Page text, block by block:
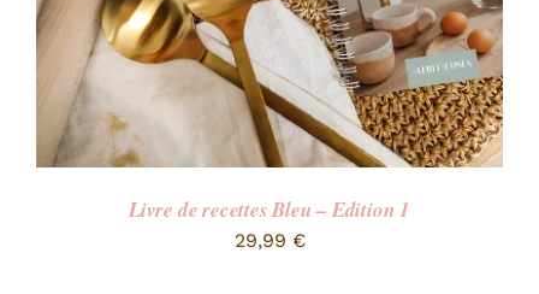
Livre de recettes Bleu – Edition 1
29,99 €